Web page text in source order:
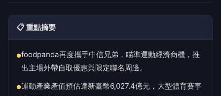
📋 重點摘要
●foodpanda再度攜手中信兄弟，瞄準運動經濟商機，推
出主場外帶自取優惠與限定聯名周邊。
●運動產業產值預估達新臺幣6,027.4億元，大型體育賽事